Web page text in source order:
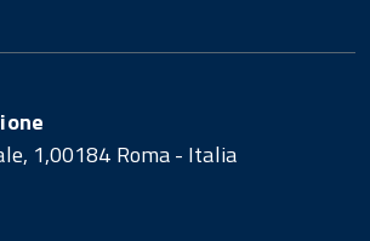
1,00184 Roma - Italia